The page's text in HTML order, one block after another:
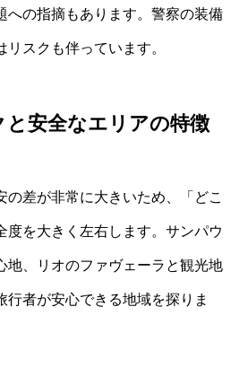
への指摘もあります。警察の装備
スクも伴っています。
と安全なエリアの特徴
の差が非常に大きいため、「どこ
度を大きく左右します。サンパウ
地、リオのファヴェーラと観光地
行者が安心できる地域を探りま